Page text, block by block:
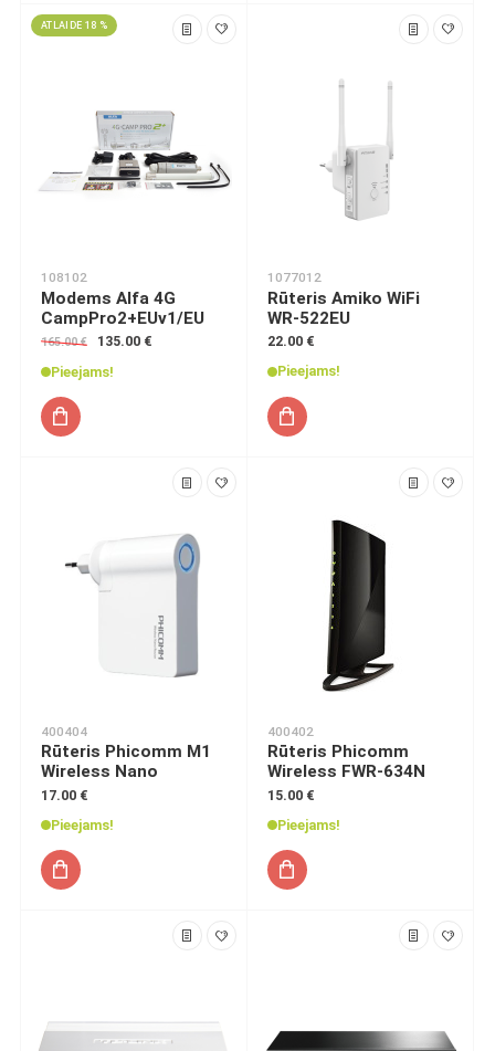
ATLAIDE 18 %
108102
Modems Alfa 4G
CampPro2+EUv1/EU
165.00 €
135.00 €
Pieejams!
1077012
Rūteris Amiko WiFi
WR-522EU
22.00 €
Pieejams!
400404
Rūteris Phicomm M1
Wireless Nano
17.00 €
Pieejams!
400402
Rūteris Phicomm
Wireless FWR-634N
15.00 €
Pieejams!